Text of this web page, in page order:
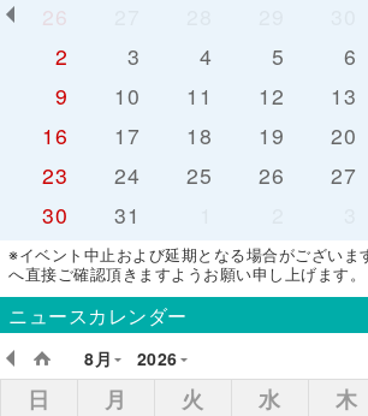
26
2
3 4 5 6
9
10 11 12 13
16
17 18 19 20
23
24 25 26 27
30
31
※イベント中止および延期となる場合がございま
へ直接ご確認頂きますようお願い申し上げます。
ニュースカレンダー
8月
2026
日 月 火 水 木